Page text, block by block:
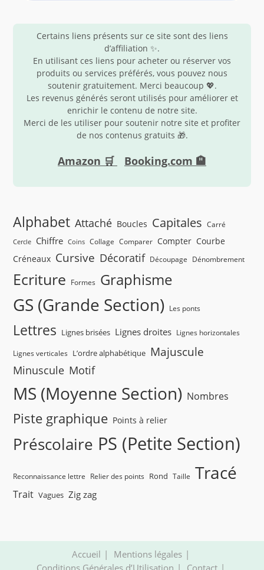
Certains liens présents sur ce site sont des liens
d’affiliation ✨.
En utilisant ces liens pour acheter ou réserver vos
produits ou services préférés, vous pouvez nous
soutenir gratuitement. Merci beaucoup 💖.
Les revenus générés seront utilisés pour améliorer et
enrichir le contenu de notre site.
Merci de les utiliser pour soutenir notre site et profiter
de nos contenus gratuits 🎁.
Amazon 🛒 Booking.com 🏨
Alphabet Attaché Boucles Capitales Carré
Cercle Chiffre Coins Collage Comparer Compter Courbe
Créneaux Cursive Décoratif Découpage Dénombrement
Ecriture Formes Graphisme
GS (Grande Section) Les ponts
Lettres Lignes brisées Lignes droites Lignes horizontales
Lignes verticales L’ordre alphabétique Majuscule
Minuscule Motif
MS (Moyenne Section) Nombres
Piste graphique Points à relier
Préscolaire PS (Petite Section)
Reconnaissance lettre Relier des points Rond Taille Tracé
Trait Vagues Zig zag
Accueil
Mentions légales
Conditions Générales d’Utilisation
Contact